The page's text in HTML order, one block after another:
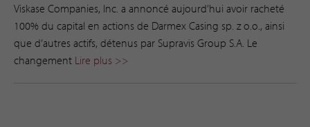
Viskase Companies, Inc. a annoncé aujourd’hui avoir racheté
100% du capital en actions de Darmex Casing sp. z o.o., ainsi
que d’autres actifs, détenus par Supravis Group S.A. Le
changement Lire plus >>